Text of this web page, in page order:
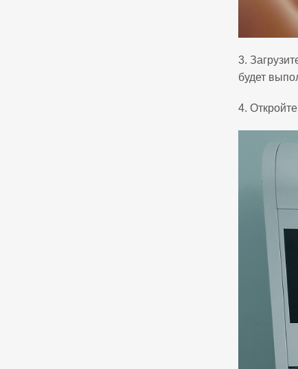
3.
будет
4.